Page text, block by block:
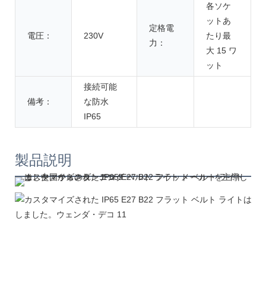
電圧： 230V
定格電
力：
各ソケ
ットあ
たり最
大 15 ワ
ット
備考：
接続可能
な防水
IP65
製品説明